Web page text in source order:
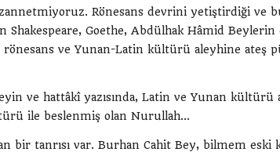
Rönesans devrini yetiştirdiği ve
Shakespeare, Goethe, Abdülhak Hâmid Beylerin
ve Yunan-Latin kültürü aleyhine ateş
ve hattâkî yazısında, Latin ve Yunan kültürü
ile beslenmiş olan Nurullah...
bir tanrısı var. Burhan Cahit Bey, bilmem